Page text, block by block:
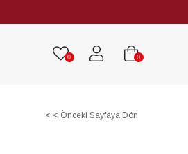
0 0
< < Önceki Sayfaya Dön